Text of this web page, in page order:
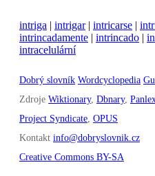
intriga | intrigar | intricarse |
intrincadamente | intrincado |
intracelulární
Dobrý slovník Wordcyclopedia
Zdroje Wiktionary, Dbnary,
Project Syndicate OPUS
Kontakt info@dobryslovnik.cz
Creative Commons BY-SA